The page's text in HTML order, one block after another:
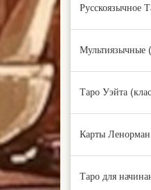
Русскоязычное
Мультиязычные
Таро Уэйта
Карты Ленорман
Таро для